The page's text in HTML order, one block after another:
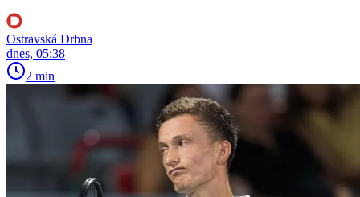
Ostravská Drbna
dnes, 05:38
2 min